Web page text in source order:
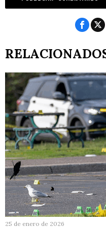
25 de enero de 2026